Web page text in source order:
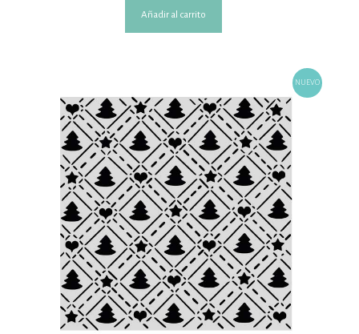
Añadir al carrito
NUEVO